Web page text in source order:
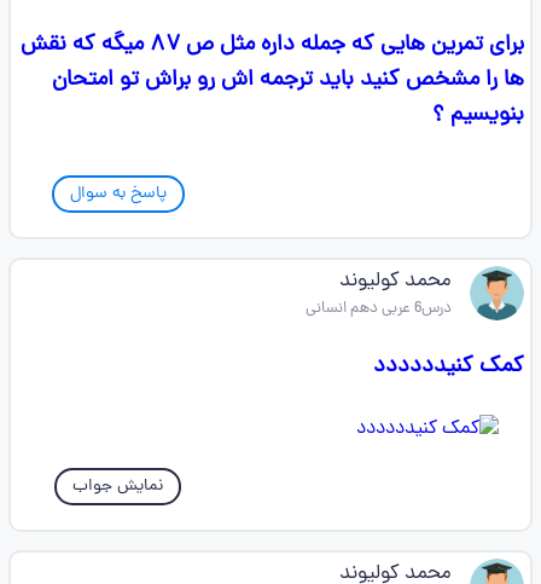
برای تمرین هایی که جمله داره مثل ص ۸۷ میگه که نقش
ها را مشخص کنید باید ترجمه اش رو براش تو امتحان
بنویسیم ؟
پاسخ به سوال
محمد کولیوند
درس6 عربی دهم انسانی
کمک کنیدددددد
نمایش جواب
محمد کولیوند